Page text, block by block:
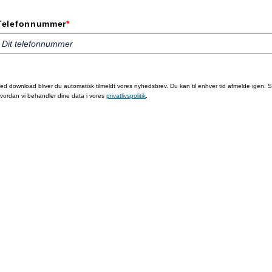
*
download bliver du automatisk tilmeldt vores nyhedsbrev. Du kan til enhver tid afmelde igen.
vi behandler dine data i vores privatlivspolitik